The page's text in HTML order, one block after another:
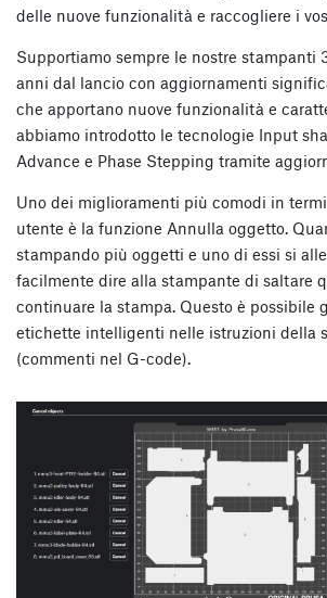
delle nuove funzionalità e raccogliere i
Supportiamo sempre le nostre stampanti
anni dal lancio con aggiornamenti
che apportano nuove funzionalità e
abbiamo introdotto le tecnologie Input
Advance e Phase Stepping tramite
Uno dei miglioramenti più comodi in
utente è la funzione Annulla oggetto.
stampando più oggetti e uno di essi si
facilmente dire alla stampante di saltare
continuare la stampa. Questo è possibile
etichette intelligenti nelle istruzioni della
(commenti nel G-code).